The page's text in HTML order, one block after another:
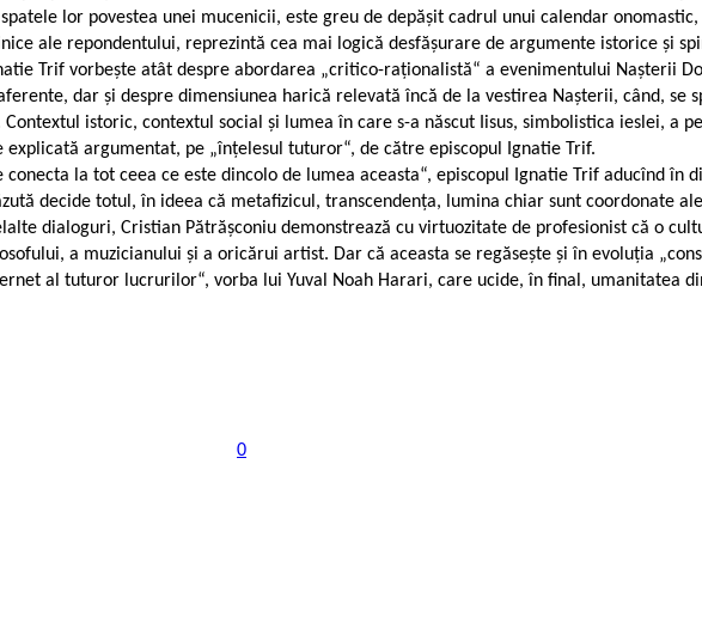
lor povestea unei mucenicii, este greu de depășit cadrul unui calendar
ale repondentului, reprezintă cea mai logică desfășurare de argumente istorice și
Trif vorbește atât despre abordarea „critico-raționalistă“ a evenimentului Nașterii
dar și despre dimensiunea harică relevată încă de la vestirea Nașterii, când, se
istoric, contextul social și lumea în care s-a născut Iisus, simbolistica ieslei, a
explicată argumentat, pe „înțelesul tuturor“, de către episcopul Ignatie Trif.
la tot ceea ce este dincolo de lumea aceasta“, episcopul Ignatie Trif aducînd în
decide totul, în ideea că metafizicul, transcendența, lumina chiar sunt coordonate
dialoguri, Cristian Pătrășconiu demonstrează cu virtuozitate de profesionist că o
a muzicianului și a oricărui artist. Dar că aceasta se regăsește și în evoluția
al tuturor lucrurilor“, vorba lui Yuval Noah Harari, care ucide, în final, umanitatea
0